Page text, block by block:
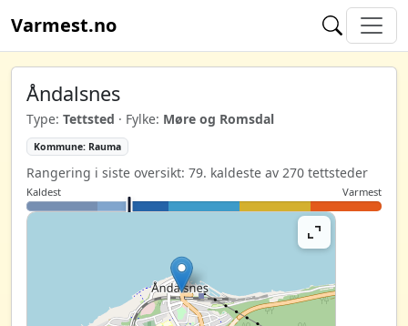
Varmest.no
Åndalsnes
Type: Tettsted · Fylke: Møre og Romsdal
Kommune: Rauma
Rangering i siste oversikt: 79. kaldeste av 270 tettsteder
Kaldest Varmest